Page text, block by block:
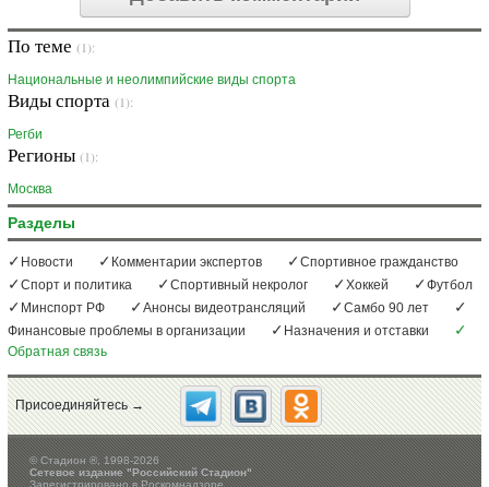
По теме (1):
Национальные и неолимпийские виды спорта
Виды спорта (1):
Регби
Регионы (1):
Москва
Разделы
Новости Комментарии экспертов
Спортивное гражданство
Спорт и политика
Спортивный некролог Хоккей
Футбол
Минспорт РФ
Анонсы видеотрансляций
Самбо 90 лет
Финансовые проблемы в организации
Назначения и отставки
Обратная связь
Присоединяйтесь →
©Стадион ®, 1998-2026
Сетевое издание "Российский Стадион"
Зарегистрировано в Роскомнадзоре